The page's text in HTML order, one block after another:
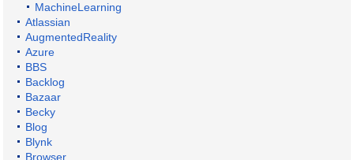
MachineLearning
Atlassian
AugmentedReality
Azure
BBS
Backlog
Bazaar
Becky
Blog
Blynk
Browser